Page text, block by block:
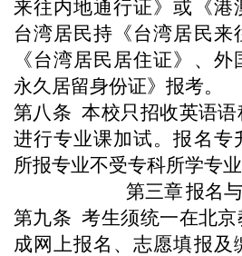
来往内地通行证》或《港
台湾居民持《台湾居民来
《台湾居民居住证》、
永久居留身份证》报考。
第八条 本校只招收英语
进行专业课加试。报名专
所报专业不受专科所学专业
第三章报名
第九条 考生须统一在北
成网上报名、志愿填报及